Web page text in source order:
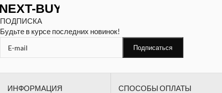
ПОДПИСКА
Будьте в курсе последних новинок!
ИНФОРМАЦИЯ СПОСОБЫ ОПЛАТЫ